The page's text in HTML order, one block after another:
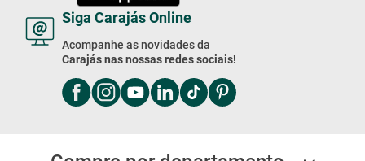
Siga Carajás Online
Acompanhe as novidades da
Carajás nas nossas redes sociais!